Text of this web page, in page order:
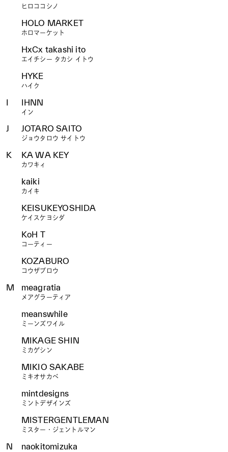
ヒロココシノ
HOLO MARKET
ホロマーケット
HxCx takashi ito
エイチシー タカシ イトウ
HYKE
ハイク
I IHNN
イン
J JOTARO SAITO
ジョウタロウ サイトウ
K KA WA KEY
カワキィ
kaiki
カイキ
KEISUKEYOSHIDA
ケイスケヨシダ
KoH T
コーティー
KOZABURO
コウザブロウ
M meagratia
メアグラーティア
meanswhile
ミーンズワイル
MIKAGE SHIN
ミカゲシン
MIKIO SAKABE
ミキオサカベ
mintdesigns
ミントデザインズ
MISTERGENTLEMAN
ミスター・ジェントルマン
N naokitomizuka